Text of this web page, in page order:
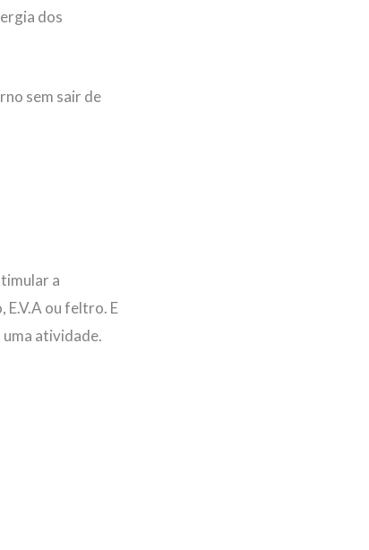
dos
sem sair de
a
ou feltro. E
atividade.